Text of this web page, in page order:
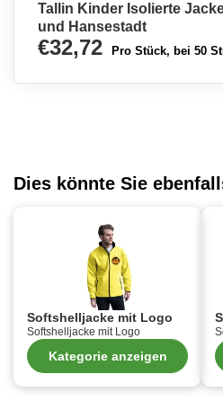
Tallin Kinder Isolierte
und Hansestadt
€32,72 Pro Stück, bei 50
Dies könnte Sie
Softshelljacke mit Logo
Softshelljacke mit Logo
Kategorie anzeigen